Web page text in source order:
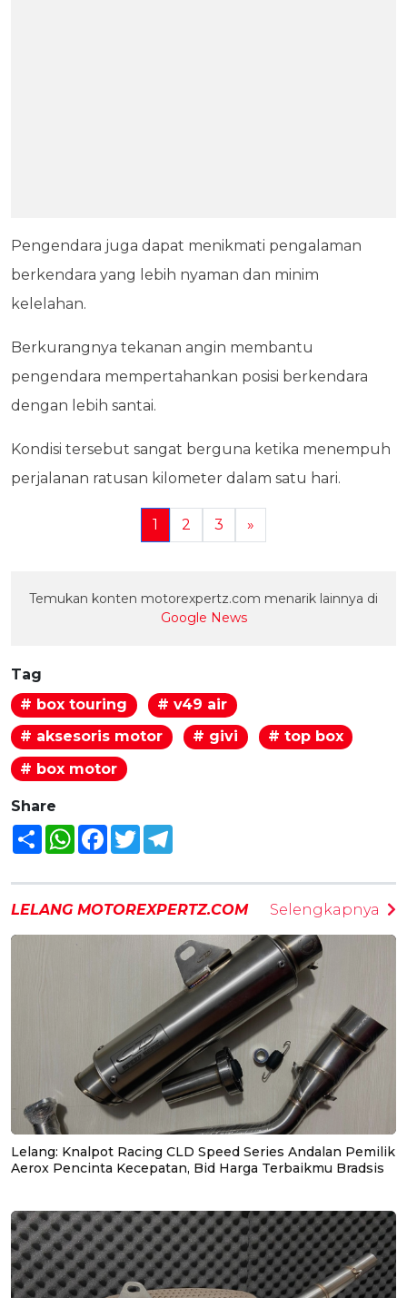
Pengendara juga dapat menikmati pengalaman
berkendara yang lebih nyaman dan minim
kelelahan.
Berkurangnya tekanan angin membantu
pengendara mempertahankan posisi berkendara
dengan lebih santai.
Kondisi tersebut sangat berguna ketika menempuh
perjalanan ratusan kilometer dalam satu hari.
1 2 3 »
Temukan konten motorexpertz.com menarik lainnya di
Google News
Tag
# box touring
# v49 air
# aksesoris motor
# givi
# top box
# box motor
Share
Share WhatsAppFacebook
Twitter
LELANG MOTOREXPERTZ.COM Selengkapnya
Lelang: Knalpot Racing CLD Speed Series Andalan Pemilik
Aerox Pencinta Kecepatan, Bid Harga Terbaikmu Bradsis